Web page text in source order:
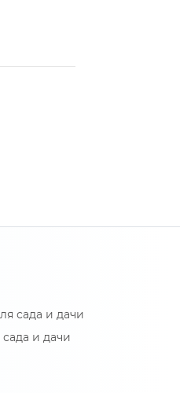
сада и дачи
сада и дачи